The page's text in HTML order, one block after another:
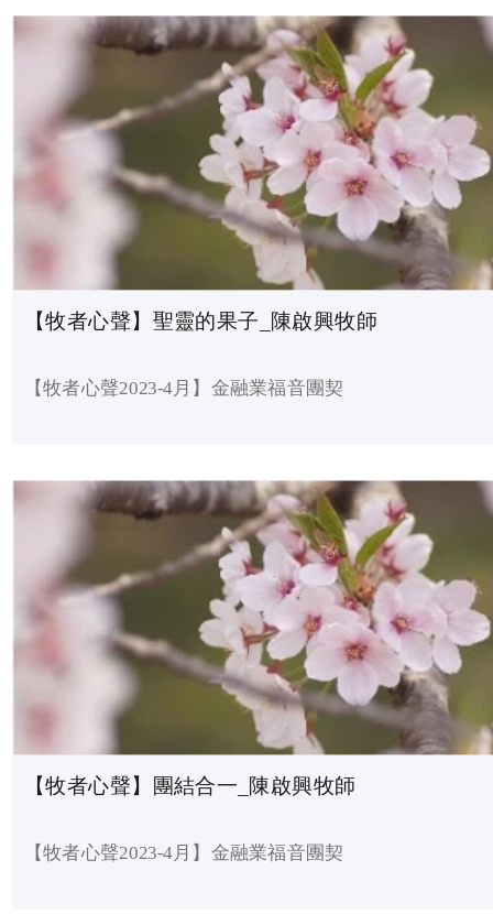
【牧者心聲】聖靈的果子_陳啟興牧師
【牧者心聲2023-4月】金融業福音團契
【牧者心聲】團結合一_陳啟興牧師
【牧者心聲2023-4月】金融業福音團契